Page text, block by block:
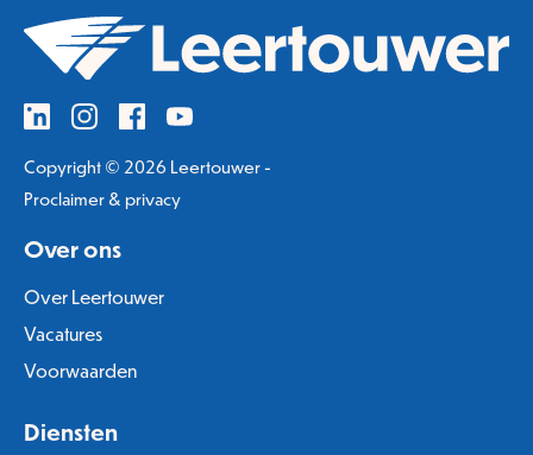
Copyright © 2026 Leertouwer -
Proclaimer & privacy
Over ons
Over Leertouwer
Vacatures
Voorwaarden
Diensten